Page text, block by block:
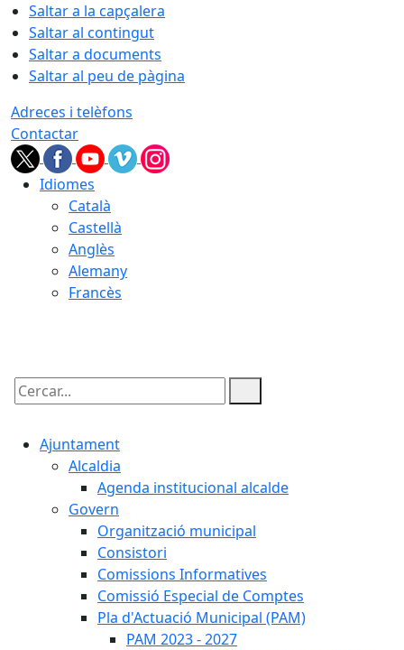
Saltar a la capçalera
Saltar al contingut
Saltar a documents
Saltar al peu de pàgina
Adreces i telèfons
Contactar
Idiomes
Català
Castellà
Anglès
Alemany
Francès
Cercar:
Ajuntament
Alcaldia
Agenda institucional alcalde
Govern
Organització municipal
Consistori
Comissions Informatives
Comissió Especial de Comptes
Pla d'Actuació Municipal (PAM)
PAM 2023 - 2027